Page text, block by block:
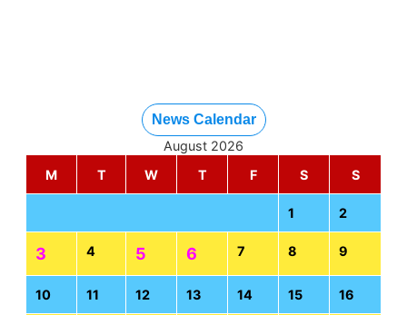
News Calendar
August 2026
M
T W T F S S
1 2
3 4 5 6 7 8 9
10 11 12 13 14 15 16